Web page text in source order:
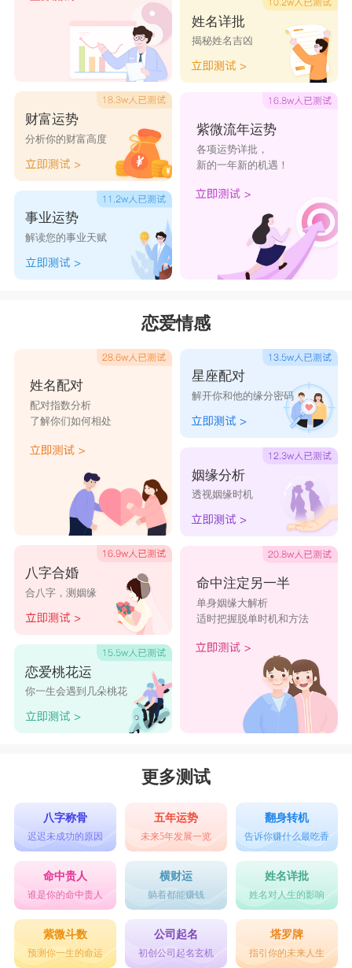
财富运势
分析你的财富高度
事业运势
解读您的事业天赋
姓名详批
揭秘姓名吉凶
紫微流年运势
各项运势详批，
新的一年新的机遇！
恋爱情感
姓名配对
配对指数分析
了解你们如何相处
八字合婚
合八字，测姻缘
恋爱桃花运
你一生会遇到几朵桃花
星座配对
解开你和他的缘分密码
姻缘分析
透视姻缘时机
命中注定另一半
单身姻缘大解析
适时把握脱单时机和方法
更多测试
八字称骨
迟迟未成功的原因
五年运势
未来5年发展一览
翻身转机
告诉你赚什么最吃香
命中贵人
谁是你的命中贵人
横财运
躺着都能赚钱
姓名详批
姓名对人生的影响
紫微斗数
预测你一生的命运
公司起名
初创公司起名玄机
塔罗牌
指引你的未来人生